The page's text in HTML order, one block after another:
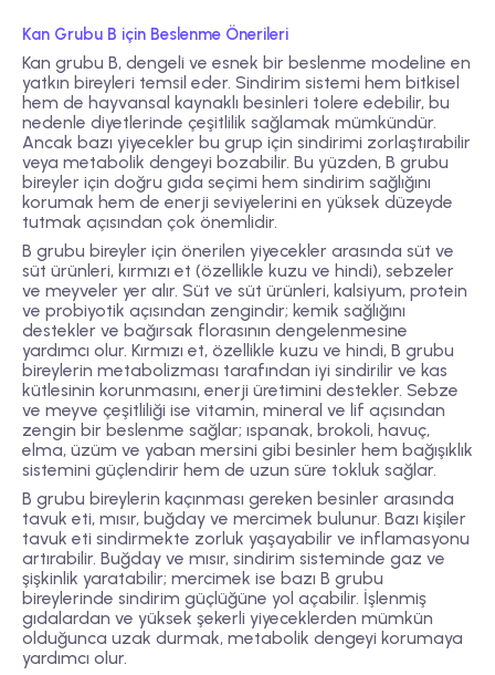
Kan Grubu B için Beslenme Önerileri
Kan grubu B, dengeli ve esnek bir beslenme modeline en
yatkın bireyleri temsil eder. Sindirim sistemi hem bitkisel
hem de hayvansal kaynaklı besinleri tolere edebilir, bu
nedenle diyetlerinde çeşitlilik sağlamak mümkündür.
Ancak bazı yiyecekler bu grup için sindirimi zorlaştırabilir
veya metabolik dengeyi bozabilir. Bu yüzden, B grubu
bireyler için doğru gıda seçimi hem sindirim sağlığını
korumak hem de enerji seviyelerini en yüksek düzeyde
tutmak açısından çok önemlidir.
B grubu bireyler için önerilen yiyecekler arasında süt ve
süt ürünleri, kırmızı et (özellikle kuzu ve hindi), sebzeler
ve meyveler yer alır. Süt ve süt ürünleri, kalsiyum, protein
ve probiyotik açısından zengindir; kemik sağlığını
destekler ve bağırsak florasının dengelenmesine
yardımcı olur. Kırmızı et, özellikle kuzu ve hindi, B grubu
bireylerin metabolizması tarafından iyi sindirilir ve kas
kütlesinin korunmasını, enerji üretimini destekler. Sebze
ve meyve çeşitliliği ise vitamin, mineral ve lif açısından
zengin bir beslenme sağlar; ıspanak, brokoli, havuç,
elma, üzüm ve yaban mersini gibi besinler hem bağışıklık
sistemini güçlendirir hem de uzun süre tokluk sağlar.
B grubu bireylerin kaçınması gereken besinler arasında
tavuk eti, mısır, buğday ve mercimek bulunur. Bazı kişiler
tavuk eti sindirmekte zorluk yaşayabilir ve inflamasyonu
artırabilir. Buğday ve mısır, sindirim sisteminde gaz ve
şişkinlik yaratabilir; mercimek ise bazı B grubu
bireylerinde sindirim güçlüğüne yol açabilir. İşlenmiş
gıdalardan ve yüksek şekerli yiyeceklerden mümkün
olduğunca uzak durmak, metabolik dengeyi korumaya
yardımcı olur.